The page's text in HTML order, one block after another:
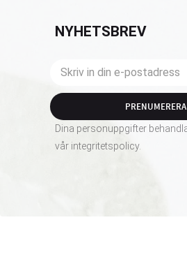
NYHETSBREV
PRENUMERERA
Dina personuppgifter
vår integritetspolicy.